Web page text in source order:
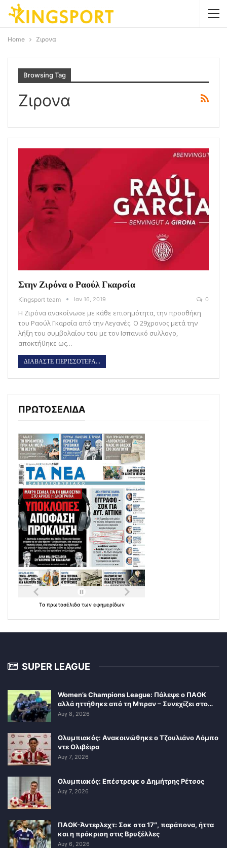
Home Ζιρονα
Browsing Tag
Ζιρονα
Στην Ζιρόνα ο Ραούλ Γκαρσία
Kingsport team Ιαν 16, 2019 0
Η Ζιρόνα ανακοίνωσε με κάθε επισημότητα, την προσθήκη
του Ραούλ Γκαρσία από την Λεγανές. Ο 29χρονος μετά την
λήξη του συμβολαίου του με τον Ισπανικό συλλογο,
αποκτήθηκε ως…
ΔΙΑΒΑΣΤΕ ΠΕΡΙΣΣΟΤΕΡΑ...
ΠΡΩΤΟΣΕΛΙΔΑ
Τα πρωτοσέλιδα των εφημερίδων
SUPER LEAGUE
Women’s Champions League: Πάλεψε ο ΠΑΟΚ
αλλά ηττήθηκε από τη Μπραν – Συνεχίζει στο…
Αυγ 8, 2026
Ολυμπιακός: Ανακοινώθηκε ο Τζουλιάνο Λόμπο
ντε Ολιβέιρα
Αυγ 7, 2026
Ολυμπιακός: Επέστρεψε ο Δημήτρης Ρέτσος
Αυγ 7, 2026
ΠΑΟΚ-Άντερλεχτ: Σοκ στα 17″, παράπονα, ήττα
και η πρόκριση στις Βρυξέλλες
Αυγ 6, 2026